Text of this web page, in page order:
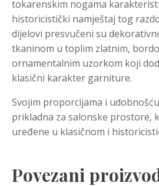
tokarenskim nogama
historicistički namještaj tog
dijelovi presvučeni su
tkaninom u toplim zlatnim,
ornamentalnim uzorkom koji
klasični karakter garniture.
Svojim proporcijama i
prikladna za salonske prostore,
uređene u klasičnom i
Povezani